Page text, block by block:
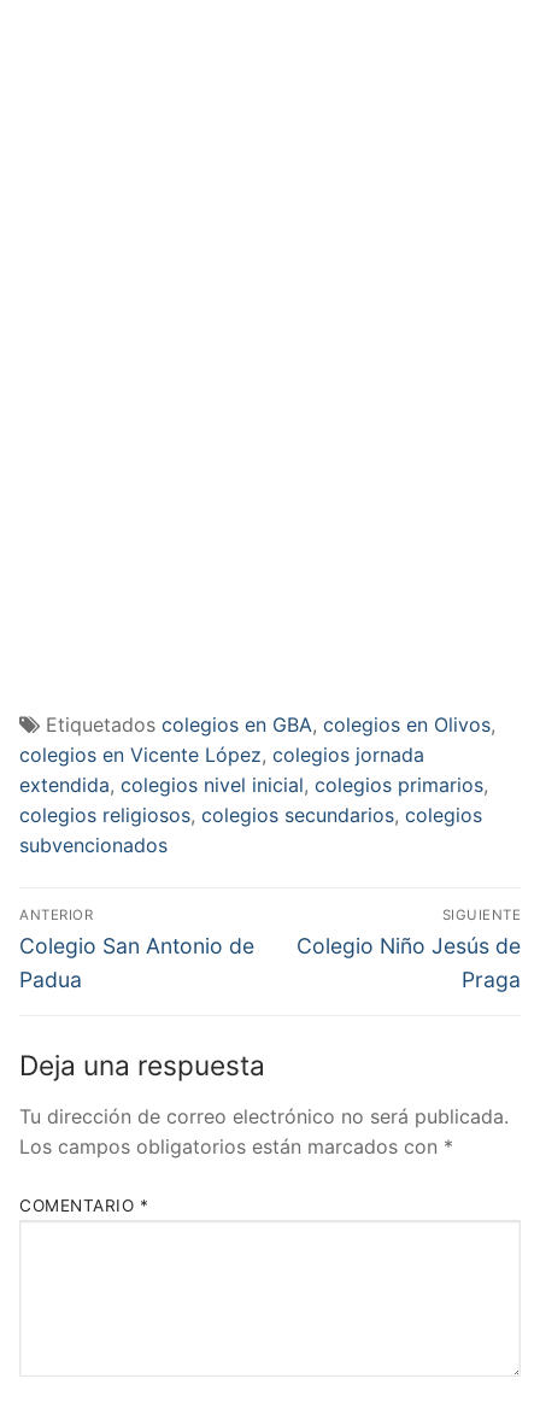
Etiquetados colegios en GBA, colegios en Olivos,
colegios en Vicente López, colegios jornada
extendida, colegios nivel inicial, colegios primarios,
colegios religiosos, colegios secundarios, colegios
subvencionados
Navegación
de
entradas
ANTERIOR
Entrada
anterior:
Colegio San Antonio de
Padua
SIGUIENTE
Entrada
Colegio Niño Jesús de
Praga
Deja una respuesta
Tu dirección de correo electrónico no será publicada.
Los campos obligatorios están marcados con *
COMENTARIO *